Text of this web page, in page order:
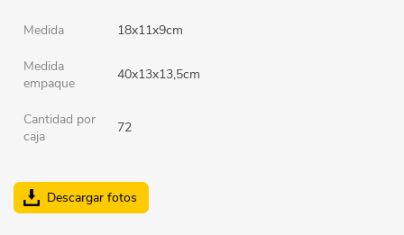
Medida 18x11x9cm
Medida
empaque
40x13x13,5cm
Cantidad por
caja
72
Descargar fotos